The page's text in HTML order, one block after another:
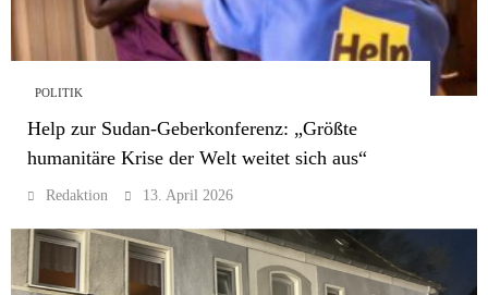
POLITIK
Help zur Sudan-Geberkonferenz: „Größte
humanitäre Krise der Welt weitet sich aus“
Redaktion 13. April 2026